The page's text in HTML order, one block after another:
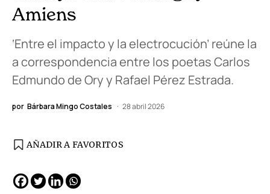
Amiens
‘Entre el impacto y la electrocución’ reúne la
a correspondencia entre los poetas Carlos
Edmundo de Ory y Rafael Pérez Estrada.
por Bárbara Mingo Costales 28 abril 2026
AÑADIR A FAVORITOS